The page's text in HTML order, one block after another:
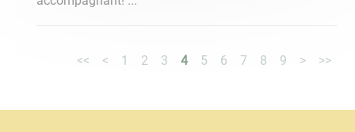
<< < 1 2 3 4 5 6 7 8 9 > >>